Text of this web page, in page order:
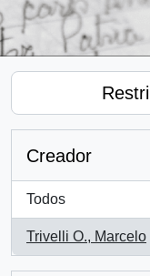
Creador
Todos
Trivelli O., Marcelo
, 1 resultados